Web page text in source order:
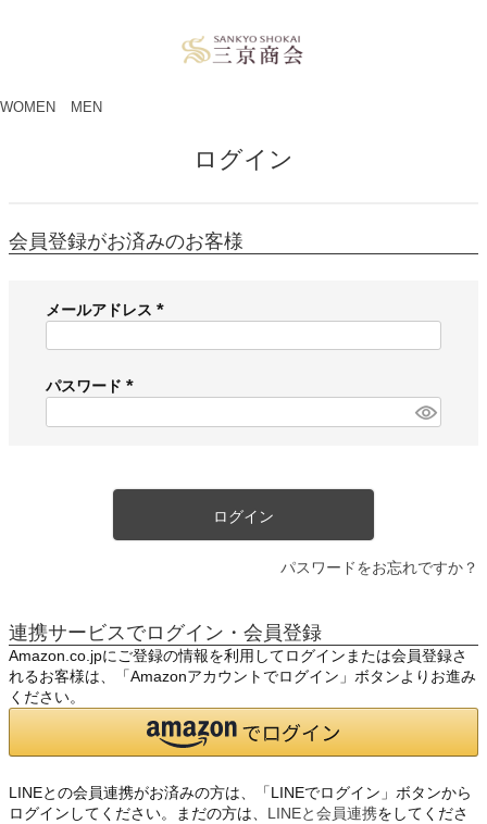
WOMEN MEN
ログイン
会員登録がお済みのお客様
メールアドレス
必
)
パスワード
必
ログイン
パスワードをお忘れですか？
連携サービスでログイン・会員登録
Amazon.co.jpにご登録の情報を利用してログインまたは会員登録さ
れるお客様は、「Amazonアカウントでログイン」ボタンよりお進み
ください。
LINEとの会員連携がお済みの方は、「LINEでログイン」ボタンから
ログインしてください。まだの方は、 LINEと会員連携をしてくださ